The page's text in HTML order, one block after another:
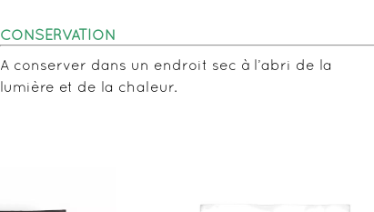
CONSERVATION
A conserver dans un endroit sec à l’abri de la
lumière et de la chaleur.